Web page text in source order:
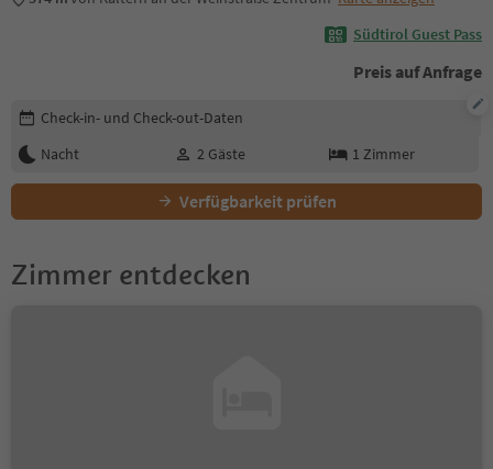
Südtirol Guest Pass
Preis auf Anfrage
Buchungsdetails bearbeiten
Check-in- und Check-out-Daten
Nacht
2 Gäste 1 Zimmer
Verfügbarkeit prüfen
Zimmer entdecken